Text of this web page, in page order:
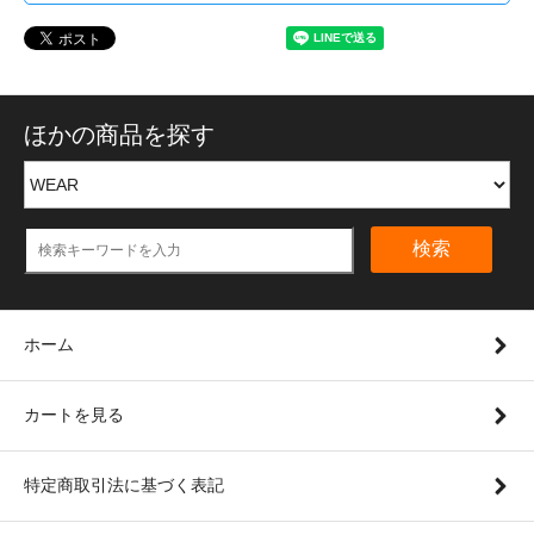
ほかの商品を探す
検索
ホーム
カートを見る
特定商取引法に基づく表記